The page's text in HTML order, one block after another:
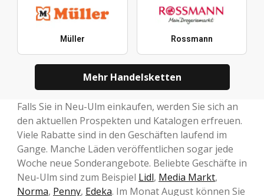
Müller Rossmann
Mehr Handelsketten
Falls Sie in Neu-Ulm einkaufen, werden Sie sich an
den aktuellen Prospekten und Katalogen erfreuen.
Viele Rabatte sind in den Geschäften laufend im
Gange. Manche Läden veröffentlichen sogar jede
Woche neue Sonderangebote. Beliebte Geschäfte in
Neu-Ulm sind zum Beispiel Lidl, Media Markt,
Norma, Penny, Edeka. Im Monat August können Sie